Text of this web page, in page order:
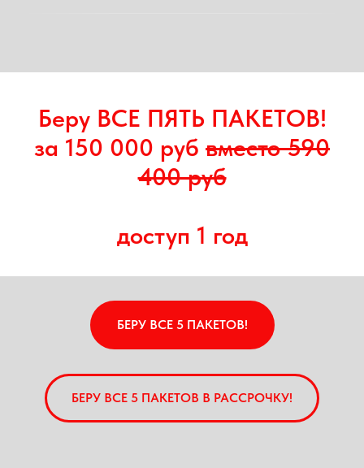
Беру ВСЕ ПЯТЬ ПАКЕТОВ!
за 150 000 руб вместо 590
400 руб
доступ 1 год
БЕРУ ВСЕ 5 ПАКЕТОВ!
БЕРУ ВСЕ 5 ПАКЕТОВ В РАССРОЧКУ!